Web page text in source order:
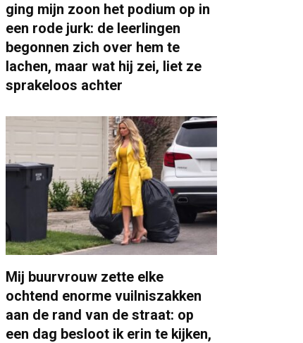
ging mijn zoon het podium op in
een rode jurk: de leerlingen
begonnen zich over hem te
lachen, maar wat hij zei, liet ze
sprakeloos achter
Mij buurvrouw zette elke
ochtend enorme vuilniszakken
aan de rand van de straat: op
een dag besloot ik erin te kijken,